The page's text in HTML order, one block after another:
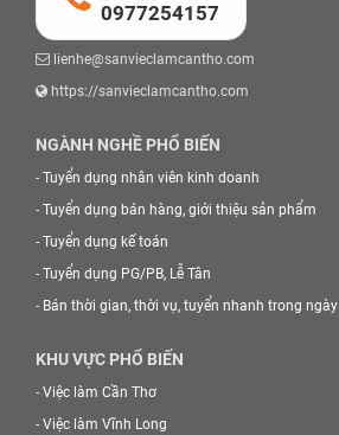
0977254157
lienhe@sanvieclamcantho.com
https://sanvieclamcantho.com
NGÀNH NGHỀ PHỔ BIẾN
- Tuyển dụng nhân viên kinh doanh
- Tuyển dụng bán hàng, giới thiệu sản phẩm
- Tuyển dụng kế toán
- Tuyển dụng PG/PB, Lễ Tân
- Bán thời gian, thời vụ, tuyển nhanh trong ngày
KHU VỰC PHỔ BIẾN
- Việc làm Cần Thơ
- Việc làm Vĩnh Long